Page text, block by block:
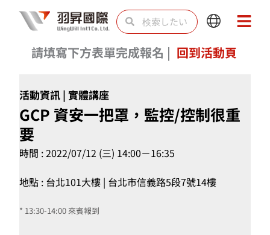
検
索 索
Main
Menu
Main
請填寫下方表單完成報名 | 回到活動頁
活動資訊 | 實體講座
GCP 資安一把罩，監控/控制很重
要
時間 : 2022/07/12 (三) 14:00－16:35
地點 : 台北101大樓 | 台北市信義路5段7號14樓
* 13:30-14:00 來賓報到